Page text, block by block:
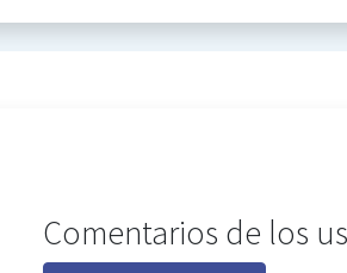
Comentarios de los